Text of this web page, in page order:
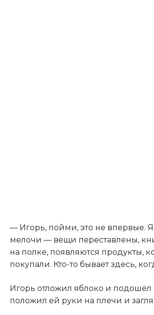
— Игорь, пойми, это не впервые.
мелочи — вещи переставлены,
на полке, появляются продукты,
покупали. Кто-то бывает здесь,
Игорь отложил яблоко и
положил ей руки на плечи и